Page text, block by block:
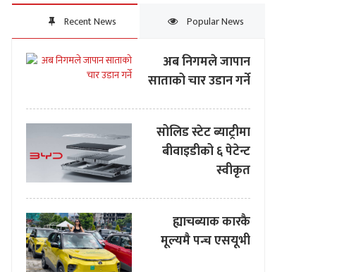
Recent News Popular News
अब निगमले जापान
साताको चार उडान गर्ने
सोलिड स्टेट ब्याट्रीमा
बीवाइडीको ६ पेटेन्ट
स्वीकृत
ह्याचब्याक कारकै
मूल्यमै पन्च एसयूभी